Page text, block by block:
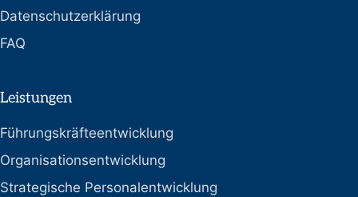
Datenschutzerklärung
FAQ
Leistungen
Führungskräfteentwicklung
Organisationsentwicklung
Strategische Personalentwicklung